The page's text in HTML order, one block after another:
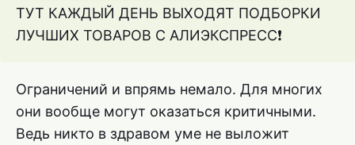
ТУТ КАЖДЫЙ ДЕНЬ ВЫХОДЯТ ПОДБОРКИ
ЛУЧШИХ ТОВАРОВ С АЛИЭКСПРЕСС❗️
Ограничений и впрямь немало. Для многих
они вообще могут оказаться критичными.
Ведь никто в здравом уме не выложит